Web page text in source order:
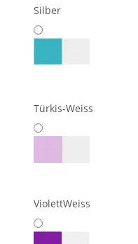
Silber
Türkis-Weiss
ViolettWeiss